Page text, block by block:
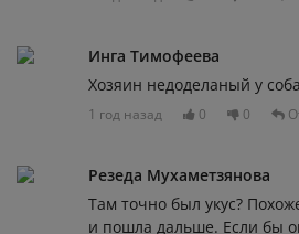
Инга Тимофеева
Хозяин недоделаный у
1 год назад 0 0
Резеда Мухаметзянова
Там точно был укус?
и пошла дальше. Если бы